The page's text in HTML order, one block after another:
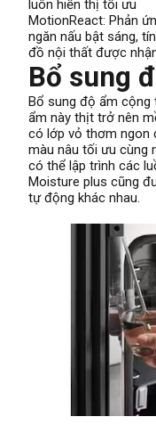
luôn hiển thị tối ưu
MotionReact: Phản
ngăn nấu bật sáng,
đồ nội thất được
Bổ sung
Bổ sung độ ẩm cộng
ẩm này thịt trở nên
có lớp vỏ thơm ngon
màu nâu tối ưu cùng
có thể lập trình các
Moisture plus cũng
tự động khác nhau.